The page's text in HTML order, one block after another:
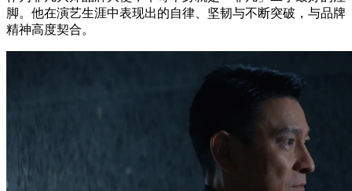
脚。他在演艺生涯中表现出的自律、坚韧与不断突破，与品牌
精神高度契合。